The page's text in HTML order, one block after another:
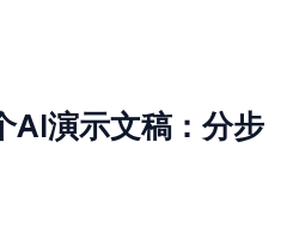
AI演示文稿：分步